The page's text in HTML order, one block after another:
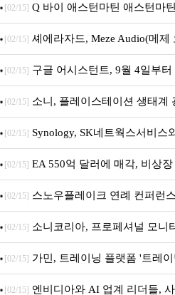
‘알파마요 2 슈퍼’ 상업적 이용 가능
[02/15] Q 바이 애스턴마틴 애스턴마
지 담은 ‘헤리티지 에디션 컬렉션’
[02/15] 셰에라자드, Meze Audio(메제
[02/15] 구글 어시스턴트, 9월 4일부
차 서비스 종료
[02/15] 소니, 플레이스테이션 생태계
[02/15] Synology, SK네트웍스서비스
판매 파트너십 체결
[02/15] EA 550억 달러에 매각, 비상
전망
[02/15] 스노우플레이크 연례 컨퍼런
서울’ 개최
[02/15] 소니코리아, 프로페셔널 모니
[02/15] 가민, 트레이닝 플랫폼 '트레
수로 선수와 코치에 맞춤형 훈련 지
[02/15] 엔비디아와 AI 업계 리더들,